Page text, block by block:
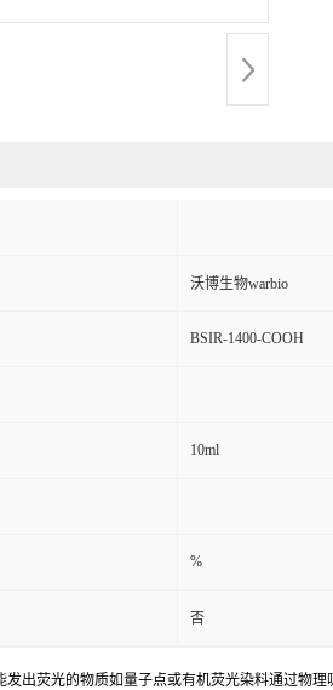
沃博生物warbio
BSIR-1400-COOH
10ml
%
否
发出荧光的物质如量子点或有机荧光染料通过物